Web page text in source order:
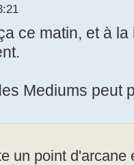
ce matin, et à
Mediums peut
un point